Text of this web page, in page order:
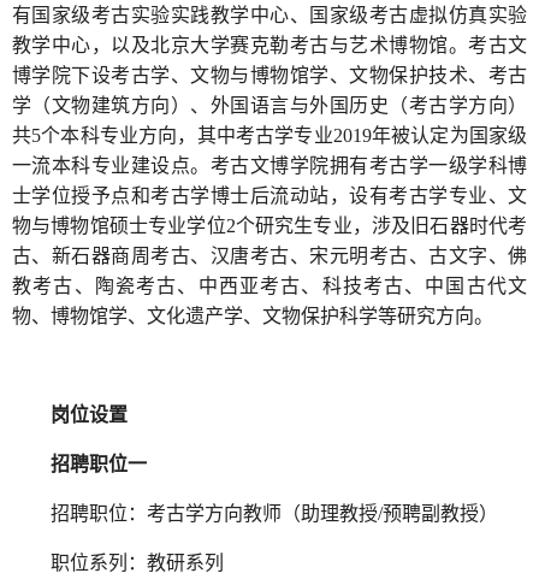
有国家级考古实验实践教学中心、国家级考古虚拟仿真实验
教学中心，以及北京大学赛克勒考古与艺术博物馆。考古文
博学院下设考古学、文物与博物馆学、文物保护技术、考古
学（文物建筑方向）、外国语言与外国历史（考古学方向）
共5个本科专业方向，其中考古学专业2019年被认定为国家级
一流本科专业建设点。考古文博学院拥有考古学一级学科博
士学位授予点和考古学博士后流动站，设有考古学专业、文
物与博物馆硕士专业学位2个研究生专业，涉及旧石器时代考
古、新石器商周考古、汉唐考古、宋元明考古、古文字、佛
教考古、陶瓷考古、中西亚考古、科技考古、中国古代文
物、博物馆学、文化遗产学、文物保护科学等研究方向。
岗位设置
招聘职位一
招聘职位：考古学方向教师（助理教授/预聘副教授）
职位系列：教研系列